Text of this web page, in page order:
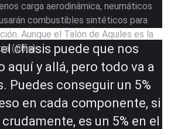
carga aerodinámica, neumáticos
combustibles sintéticos para
Aunque el Talón de Aquiles es la
(@fia)
chasis puede que nos
aquí y allá, pero todo va a
Puedes conseguir un 5%
en cada componente, si
es un 5% en el